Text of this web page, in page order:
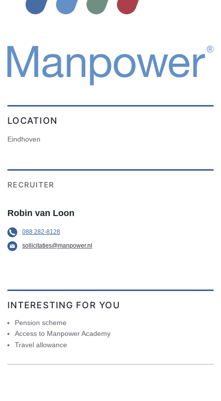
LOCATION
Eindhoven
RECRUITER
Robin van Loon
088 282-8128
sollicitaties@manpower.nl
INTERESTING FOR YOU
Pension scheme
Access to Manpower Academy
Travel allowance